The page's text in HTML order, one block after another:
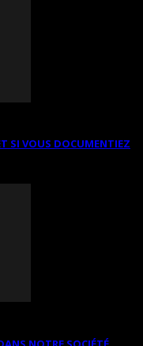
SI VOUS DOCUMENTIEZ